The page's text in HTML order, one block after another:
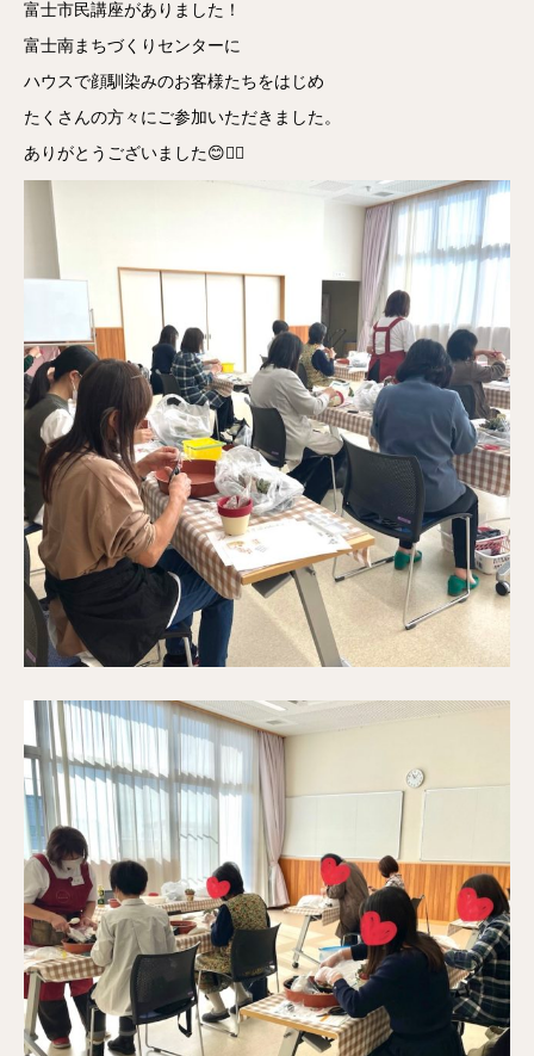
富士市民講座がありました！
富士南まちづくりセンターに
ハウスで顔馴染みのお客様たちをはじめ
たくさんの方々にご参加いただきました。
ありがとうございました😊🙇‍♂️